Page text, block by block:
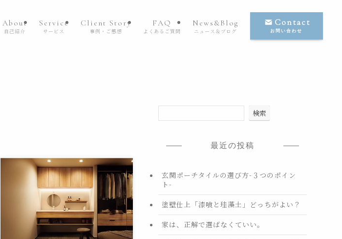
About
自己紹介
Service
サービス
Client Story
事例・ご感想
FAQ
よくあるご質問
News&Blog
ニュース＆ブログ
Contact
お問い合わせ
検索
最近の投稿
玄関ポーチタイルの選び方-３つのポイン
ト-
塗壁仕上「漆喰と珪藻土」どっちがよい？
家は、正解で選ばなくていい。